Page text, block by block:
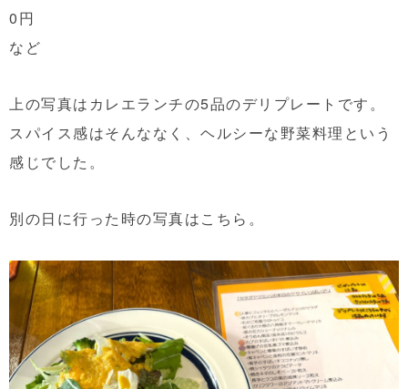
0円
など
上の写真はカレエランチの5品のデリプレートです。
スパイス感はそんななく、ヘルシーな野菜料理という
感じでした。
別の日に行った時の写真はこちら。